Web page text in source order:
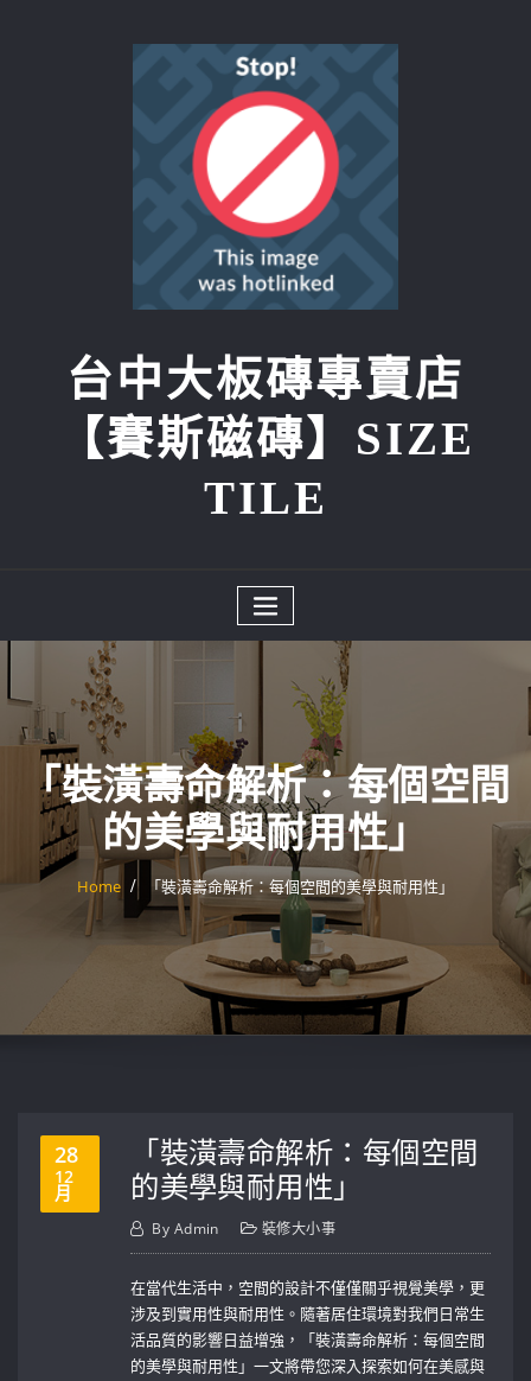
台中大板磚專賣店
【賽斯磁磚】SIZE
TILE
「裝潢壽命解析：每個空間
的美學與耐用性」
Home 「裝潢壽命解析：每個空間的美學與耐用性」
28
12
月
「裝潢壽命解析：每個空間
的美學與耐用性」
By Admin 裝修大小事
在當代生活中，空間的設計不僅僅關乎視覺美學，更
涉及到實用性與耐用性。隨著居住環境對我們日常生
活品質的影響日益增強，「裝潢壽命解析：每個空間
的美學與耐用性」一文將帶您深入探索如何在美感與